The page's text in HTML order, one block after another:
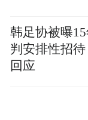
韩足协被曝
判安排性招
回应